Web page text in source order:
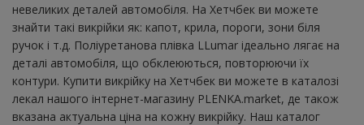
невеликих деталей автомобіля. На Хетчбек ви можете
знайти такі викрійки як: капот, крила, пороги, зони біля
ручок і т.д. Поліуретанова плівка LLumar ідеально лягає на
деталі автомобіля, що обклеюються, повторюючи їх
контури. Купити викрійку на Хетчбек ви можете в каталозі
лекал нашого інтернет-магазину PLENKA.market, де також
вказана актуальна ціна на кожну викрійку. Наш каталог